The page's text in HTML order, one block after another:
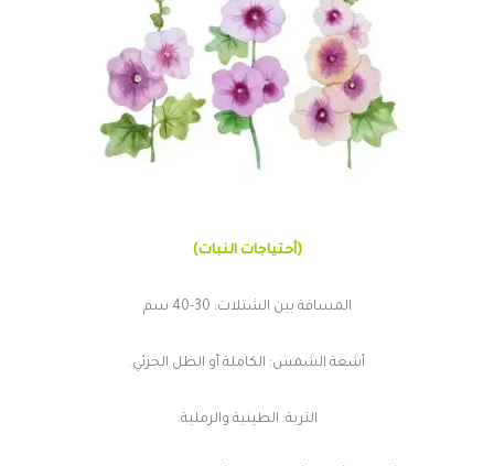
(أحتياجات النبات)
المسافة بين الشتلات: 30-40 سم
أشعة الشمس: الكاملة أو الظل الجزئي.
التربة: الطينية والرملية.